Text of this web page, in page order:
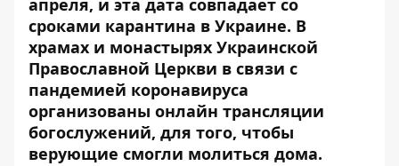
апреля, и эта дата совпадает со
сроками карантина в Украине. В
храмах и монастырях Украинской
Православной Церкви в связи с
пандемией коронавируса
организованы онлайн трансляции
богослужений, для того, чтобы
верующие смогли молиться дома.